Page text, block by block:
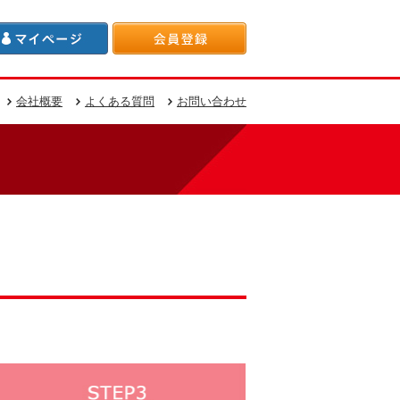
会社概要 よくある質問 お問い合わせ